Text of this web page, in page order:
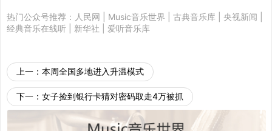
热门公众号推荐： 人民网 Music音乐世界 古典音乐库 央视新闻
经典音乐在线听
新华社 爱听音乐库
上一： 本周全国多地进入升温模式
下一： 女子捡到银行卡猜对密码取走4万被抓